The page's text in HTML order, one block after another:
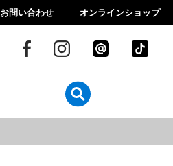
お問い合わせ オンラインショップ